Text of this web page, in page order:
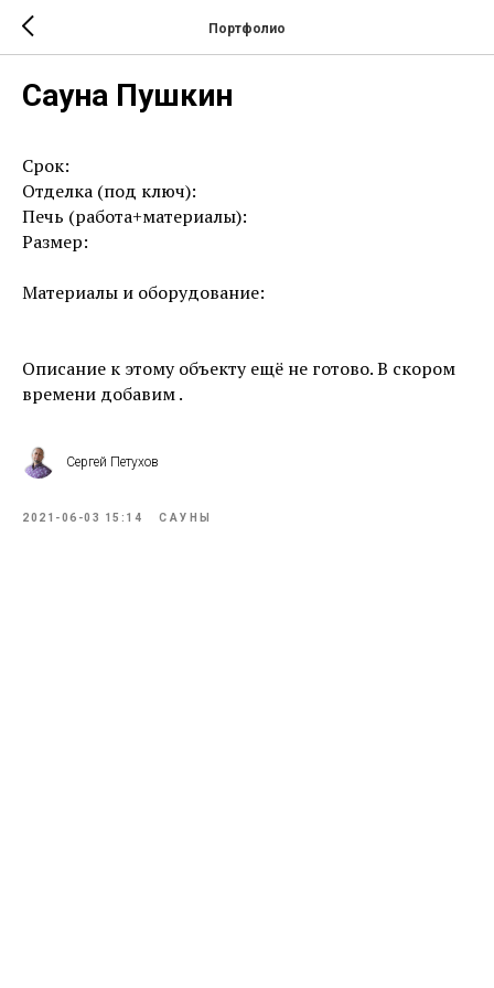
Портфолио
Сауна Пушкин
Срок:
Отделка (под ключ):
Печь (работа+материалы):
Размер:
Материалы и оборудование:
Описание к этому объекту ещё не готово. В скором
времени добавим .
Сергей Петухов
2021-06-03 15:14 САУНЫ